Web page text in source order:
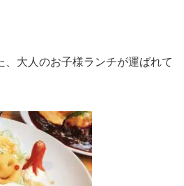
、大人のお子様ランチが運ばれて